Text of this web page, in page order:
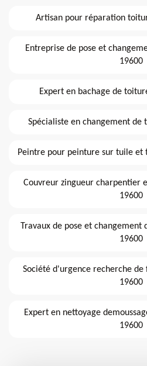
Artisan pour réparation
Entreprise de pose et
19600
Expert en bachage de
Spécialiste en changement de
Peintre pour peinture sur tuile et
Couvreur zingueur charpentier
19600
Travaux de pose et changement
19600
Société d'urgence recherche
19600
Expert en nettoyage
19600